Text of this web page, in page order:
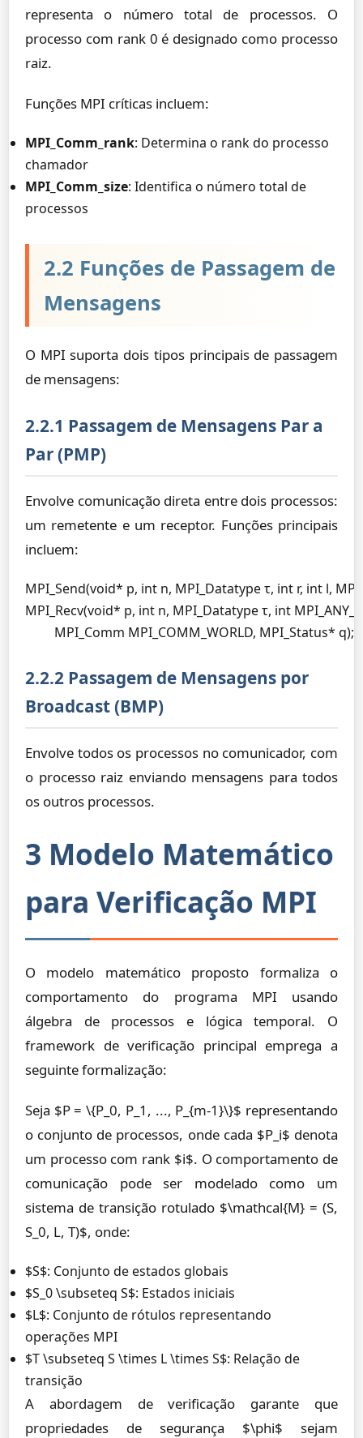
representa o número total de processos. O
processo com rank 0 é designado como processo
raiz.
Funções MPI críticas incluem:
MPI_Comm_rank: Determina o rank do processo
chamador
MPI_Comm_size: Identifica o número total de
processos
2.2 Funções de Passagem de
Mensagens
O MPI suporta dois tipos principais de passagem
de mensagens:
2.2.1 Passagem de Mensagens Par a
Par (PMP)
Envolve comunicação direta entre dois processos:
um remetente e um receptor. Funções principais
incluem:
MPI_Send(void* p, int n, MPI_Datatype τ, int r, int l,
MPI_Recv(void* p, int n, MPI_Datatype τ, int
         MPI_Comm MPI_COMM_WORLD, MPI_Status* q);
2.2.2 Passagem de Mensagens por
Broadcast (BMP)
Envolve todos os processos no comunicador, com
o processo raiz enviando mensagens para todos
os outros processos.
3 Modelo Matemático
para Verificação MPI
O modelo matemático proposto formaliza o
comportamento do programa MPI usando
álgebra de processos e lógica temporal. O
framework de verificação principal emprega a
seguinte formalização:
Seja $P = \{P_0, P_1, ..., P_{m-1}\}$ representando
o conjunto de processos, onde cada $P_i$ denota
um processo com rank $i$. O comportamento de
comunicação pode ser modelado como um
sistema de transição rotulado $\mathcal{M} = (S,
S_0, L, T)$, onde:
$S$: Conjunto de estados globais
$S_0 \subseteq S$: Estados iniciais
$L$: Conjunto de rótulos representando
operações MPI
$T \subseteq S \times L \times S$: Relação de
transição
A abordagem de verificação garante que
propriedades de segurança $\phi$ sejam